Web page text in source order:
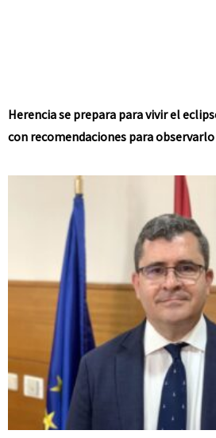
Herencia se prepara para vivir el
con recomendaciones para